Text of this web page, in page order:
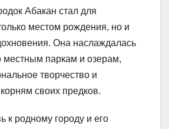
Абакан стал для
местом рождения, но и
Она наслаждалась
местным паркам и озерам,
творчество и
своих предков.
к родному городу и его